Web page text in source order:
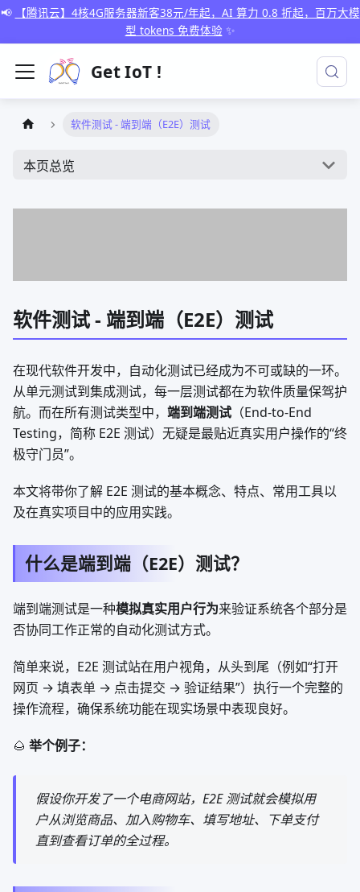
📢
【腾讯云】4核4G服务器新客38元/年起，AI 算力 0.8 折起，百万大模
型 tokens 免费体验 ✨
Get IoT !
软件测试 - 端到端（E2E）测试
本页总览
软件测试 - 端到端（E2E）测试
在现代软件开发中，自动化测试已经成为不可或缺的一环。
从单元测试到集成测试，每一层测试都在为软件质量保驾护
航。而在所有测试类型中， 端到端测试 （End-to-End
Testing，简称 E2E 测试）无疑是最贴近真实用户操作的“终
极守门员”。
本文将带你了解 E2E 测试的基本概念、特点、常用工具以
及在真实项目中的应用实践。
什么是端到端（E2E）测试？
端到端测试是一种模拟真实用户行为来验证系统各个部分是
否协同工作正常的自动化测试方式。
简单来说，E2E 测试站在用户视角，从头到尾（例如“打开
网页 → 填表单 → 点击提交 → 验证结果”）执行一个完整的
操作流程，确保系统功能在现实场景中表现良好。
🌰 举个例子：
假设你开发了一个电商网站，E2E 测试就会模拟用
户从浏览商品、加入购物车、填写地址、下单支付
直到查看订单的全过程。